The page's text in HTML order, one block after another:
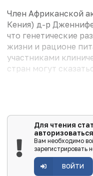
Член Африканской
Кения) д-р
что генетические
жизни и рационе
участниками
стран могут
Для чтения
авторизоваться
Вам необходимо
зарегистрировать
ВОЙТИ